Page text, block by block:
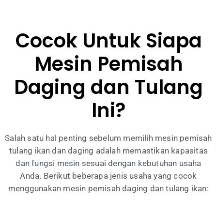
Cocok Untuk Siapa
Mesin Pemisah
Daging dan Tulang
Ini?
Salah satu hal penting sebelum memilih mesin pemisah
tulang ikan dan daging adalah memastikan kapasitas
dan fungsi mesin sesuai dengan kebutuhan usaha
Anda. Berikut beberapa jenis usaha yang cocok
menggunakan mesin pemisah daging dan tulang ikan: